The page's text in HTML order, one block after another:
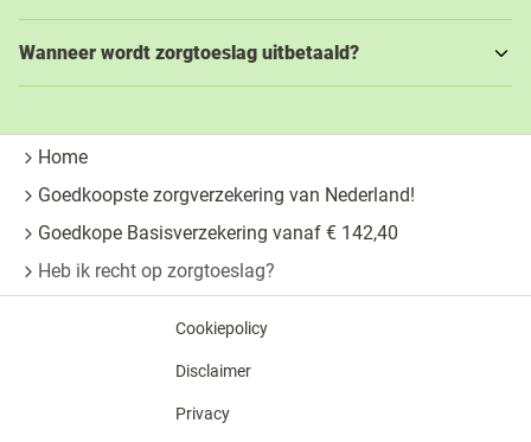
Wanneer wordt zorgtoeslag uitbetaald?
Home
Goedkoopste zorgverzekering van Nederland!
Goedkope Basisverzekering vanaf € 142,40
Heb ik recht op zorgtoeslag?
Cookiepolicy
Disclaimer
Privacy